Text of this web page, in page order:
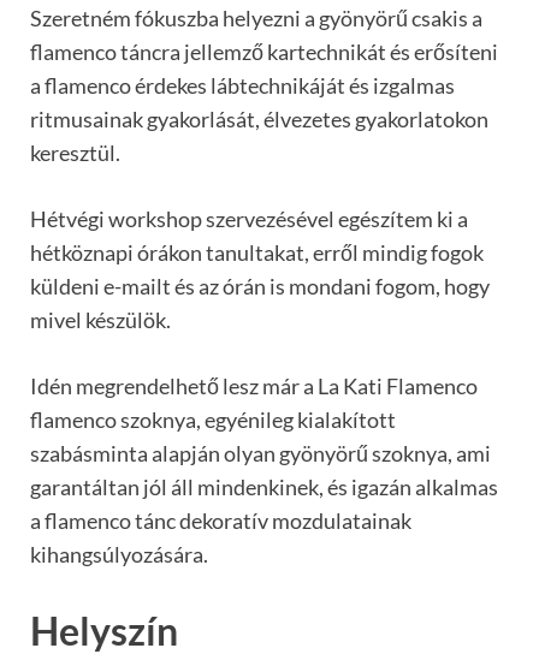
Szeretném fókuszba helyezni a gyönyörű csakis a
flamenco táncra jellemző kartechnikát és erősíteni
a flamenco érdekes lábtechnikáját és izgalmas
ritmusainak gyakorlását, élvezetes gyakorlatokon
keresztül.
Hétvégi workshop szervezésével egészítem ki a
hétköznapi órákon tanultakat, erről mindig fogok
küldeni e-mailt és az órán is mondani fogom, hogy
mivel készülök.
Idén megrendelhető lesz már a La Kati Flamenco
flamenco szoknya, egyénileg kialakított
szabásminta alapján olyan gyönyörű szoknya, ami
garantáltan jól áll mindenkinek, és igazán alkalmas
a flamenco tánc dekoratív mozdulatainak
kihangsúlyozására.
Helyszín